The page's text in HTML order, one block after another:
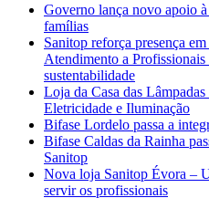
Governo lança novo apoio
famílias
Sanitop reforça presença
Atendimento a
sustentabilidade
Loja da Casa das
Eletricidade e Iluminação
Bifase Lordelo passa a
Bifase Caldas da Rainha
Sanitop
Nova loja Sanitop Évora –
servir os profissionais